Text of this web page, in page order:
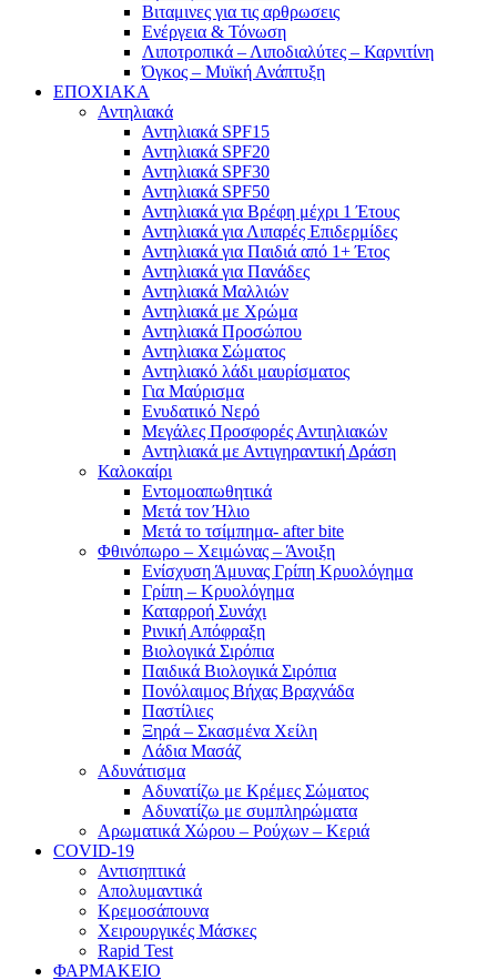
Βιταμινες για τις αρθρωσεις
Ενέργεια & Τόνωση
Λιποτροπικά – Λιποδιαλύτες – Καρνιτίνη
Όγκος – Μυϊκή Ανάπτυξη
ΕΠΟΧΙΑΚΑ
Αντηλιακά
Αντηλιακά SPF15
Αντηλιακά SPF20
Αντηλιακά SPF30
Αντηλιακά SPF50
Αντηλιακά για Βρέφη μέχρι 1 Έτους
Αντηλιακά για Λιπαρές Επιδερμίδες
Αντηλιακά για Παιδιά από 1+ Έτος
Αντηλιακά για Πανάδες
Αντηλιακά Μαλλιών
Αντηλιακά με Χρώμα
Αντηλιακά Προσώπου
Αντηλιακα Σώματος
Αντηλιακό λάδι μαυρίσματος
Για Μαύρισμα
Ενυδατικό Νερό
Μεγάλες Προσφορές Αντιηλιακών
Αντηλιακά με Αντιγηραντική Δράση
Καλοκαίρι
Εντομοαπωθητικά
Μετά τον Ήλιο
Μετά το τσίμπημα- after bite
Φθινόπωρο – Χειμώνας – Άνοιξη
Ενίσχυση Άμυνας Γρίπη Κρυολόγημα
Γρίπη – Κρυολόγημα
Καταρροή Συνάχι
Ρινική Απόφραξη
Βιολογικά Σιρόπια
Παιδικά Βιολογικά Σιρόπια
Πονόλαιμος Βήχας Βραχνάδα
Παστίλιες
Ξηρά – Σκασμένα Χείλη
Λάδια Μασάζ
Αδυνάτισμα
Αδυνατίζω με Κρέμες Σώματος
Αδυνατίζω με συμπληρώματα
Αρωματικά Χώρου – Ρούχων – Κεριά
COVID-19
Αντισηπτικά
Απολυμαντικά
Κρεμοσάπουνα
Χειρουργικές Μάσκες
Rapid Test
ΦΑΡΜΑΚΕΙΟ